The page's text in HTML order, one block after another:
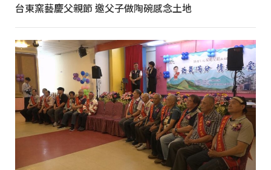
台東窯藝慶父親節 邀父子做陶碗感念土地